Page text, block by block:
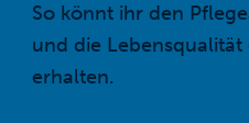
So könnt ihr den
und die
erhalten.